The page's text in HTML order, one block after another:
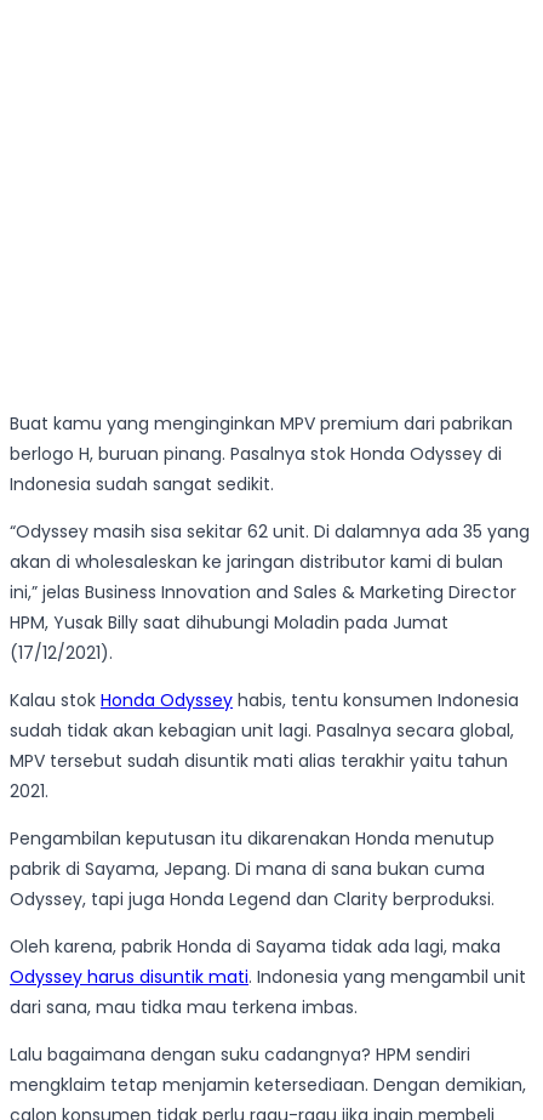
Buat kamu yang menginginkan MPV premium dari pabrikan
berlogo H, buruan pinang. Pasalnya stok Honda Odyssey di
Indonesia sudah sangat sedikit.
“Odyssey masih sisa sekitar 62 unit. Di dalamnya ada 35 yang
akan di wholesaleskan ke jaringan distributor kami di bulan
ini,” jelas Business Innovation and Sales & Marketing Director
HPM, Yusak Billy saat dihubungi Moladin pada Jumat
(17/12/2021).
Kalau stok Honda Odyssey habis, tentu konsumen Indonesia
sudah tidak akan kebagian unit lagi. Pasalnya secara global,
MPV tersebut sudah disuntik mati alias terakhir yaitu tahun
2021.
Pengambilan keputusan itu dikarenakan Honda menutup
pabrik di Sayama, Jepang. Di mana di sana bukan cuma
Odyssey, tapi juga Honda Legend dan Clarity berproduksi.
Oleh karena, pabrik Honda di Sayama tidak ada lagi, maka
Odyssey harus disuntik mati. Indonesia yang mengambil unit
dari sana, mau tidka mau terkena imbas.
Lalu bagaimana dengan suku cadangnya? HPM sendiri
mengklaim tetap menjamin ketersediaan. Dengan demikian,